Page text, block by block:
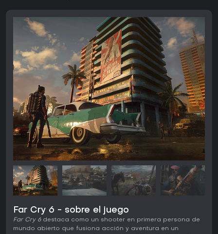
Far Cry 6 - sobre el juego
Far Cry 6destaca como un shooter en primera persona de
mundo abierto que fusiona acción y aventura en un